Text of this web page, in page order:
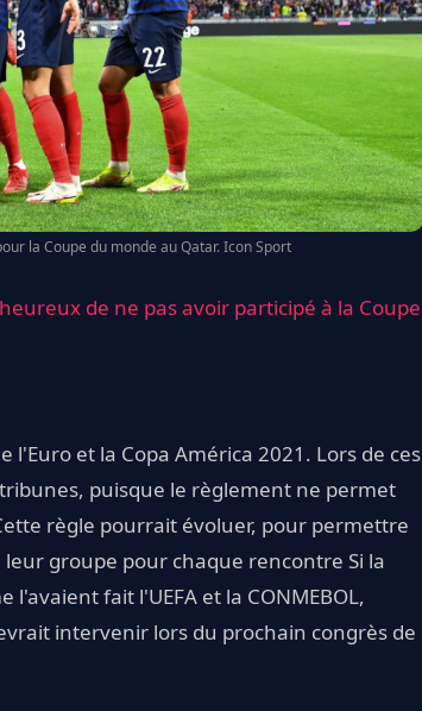
la Coupe du monde au Qatar. Icon Sport
de ne pas avoir participé à la Coupe
l'Euro et la Copa América 2021. Lors de ces
puisque le règlement ne permet
règle pourrait évoluer, pour permettre
groupe pour chaque rencontre Si la
fait l'UEFA et la CONMEBOL,
intervenir lors du prochain congrès de